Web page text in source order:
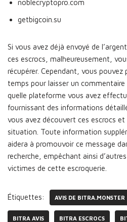
noblecryptopro.com
getbigcoin.su
Si vous avez déjà envoyé de
ces escrocs, malheureusement,
récupérer. Cependant, vous
temps pour laisser un
quelle plateforme vous avez
fournissant des informations
vous avez découvert ces escrocs
situation. Toute information
aidera à promouvoir ce message
recherche, empêchant ainsi
victimes de cette escroquerie.
Étiquettes: AVIS DE BITRA.MONSTER
BITRA AVIS BITRA ESCROCS